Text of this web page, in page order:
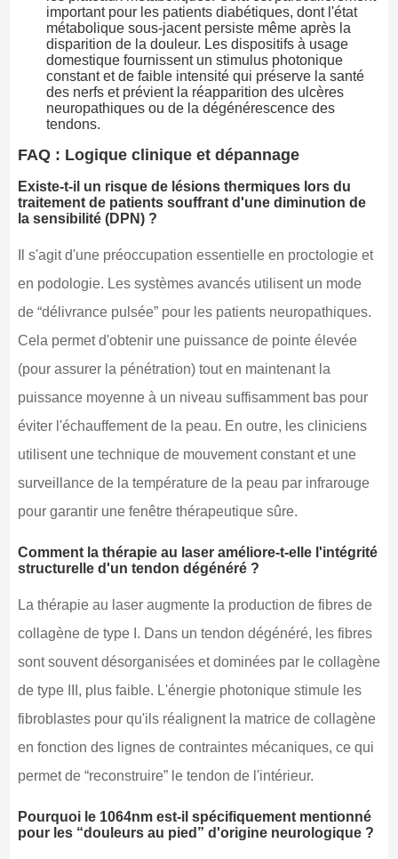
important pour les patients diabétiques, dont l'état
métabolique sous-jacent persiste même après la
disparition de la douleur. Les dispositifs à usage
domestique fournissent un stimulus photonique
constant et de faible intensité qui préserve la santé
des nerfs et prévient la réapparition des ulcères
neuropathiques ou de la dégénérescence des
tendons.
FAQ : Logique clinique et dépannage
Existe-t-il un risque de lésions thermiques lors du
traitement de patients souffrant d'une diminution de
la sensibilité (DPN) ?
Il s'agit d'une préoccupation essentielle en proctologie et
en podologie. Les systèmes avancés utilisent un mode
de “délivrance pulsée” pour les patients neuropathiques.
Cela permet d'obtenir une puissance de pointe élevée
(pour assurer la pénétration) tout en maintenant la
puissance moyenne à un niveau suffisamment bas pour
éviter l'échauffement de la peau. En outre, les cliniciens
utilisent une technique de mouvement constant et une
surveillance de la température de la peau par infrarouge
pour garantir une fenêtre thérapeutique sûre.
Comment la thérapie au laser améliore-t-elle l'intégrité
structurelle d'un tendon dégénéré ?
La thérapie au laser augmente la production de fibres de
collagène de type I. Dans un tendon dégénéré, les fibres
sont souvent désorganisées et dominées par le collagène
de type III, plus faible. L'énergie photonique stimule les
fibroblastes pour qu'ils réalignent la matrice de collagène
en fonction des lignes de contraintes mécaniques, ce qui
permet de “reconstruire” le tendon de l'intérieur.
Pourquoi le 1064nm est-il spécifiquement mentionné
pour les “douleurs au pied” d'origine neurologique ?